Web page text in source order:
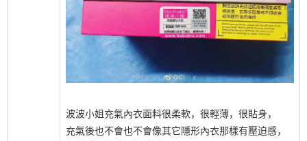
波波小姐充氣內衣面料很柔軟，很輕薄，很貼身，
充氣後也不會也不會像其它隱形內衣那樣有壓迫感，